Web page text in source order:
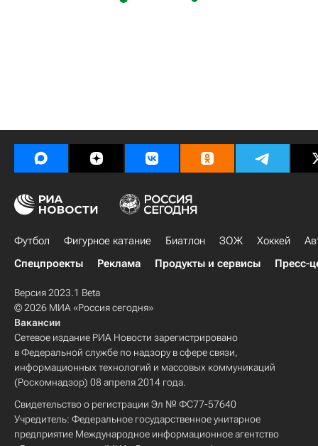
Футбол Фигурное катание Биатлон ЗОЖ Хоккей
Спецпроекты
Реклама Продукты и сервисы Пресс-
Версия 2023.1 Beta
© 2026 МИА «Россия сегодня»
Вакансии
Сетевое издание РИА Новости зарегистрировано
в Федеральной службе по надзору в сфере связи,
информационных технологий и массовых коммуникаций
(Роскомнадзор) 08 апреля 2014 года.
Свидетельство о регистрации Эл № ФС77-57640
Учредитель: Федеральное государственное унитарное
предприятие Международное информационное агентство